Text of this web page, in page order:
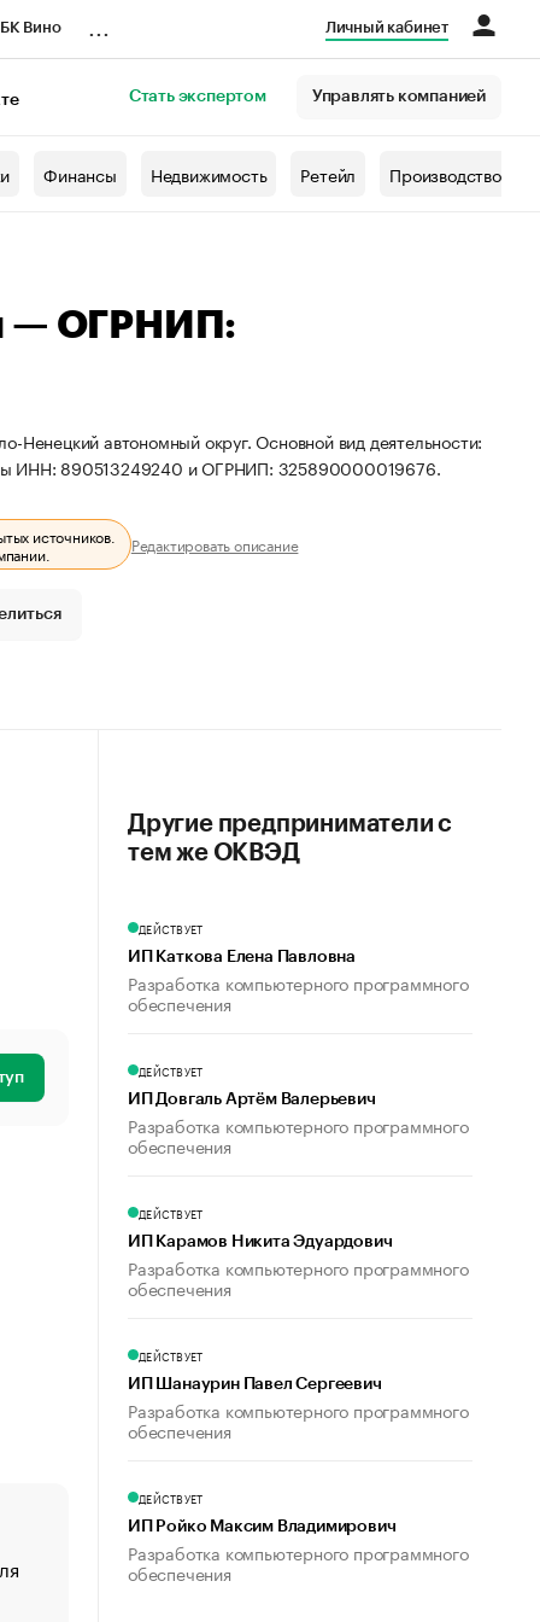
Вино Личный кабинет
Стать экспертом Управлять компанией
Финансы Недвижимость Ретейл Производство
— ОГРНИП:
автономный округ. Основной вид деятельности:
ИНН: 890513249240 и ОГРНИП: 325890000019676.
источников.
Редактировать описание
«От спорта тело стареет иначе». Как живет глава
создавшей GTA
Другие предприниматели с
тем же ОКВЭД
ДЕЙСТВУЕТ
ИП Каткова Елена Павловна
Разработка компьютерного программного
обеспечения
ДЕЙСТВУЕТ
ИП Довгаль Артём Валерьевич
Разработка компьютерного программного
обеспечения
ДЕЙСТВУЕТ
ИП Карамов Никита Эдуардович
Разработка компьютерного программного
обеспечения
ДЕЙСТВУЕТ
ИП Шанаурин Павел Сергеевич
Разработка компьютерного программного
обеспечения
ДЕЙСТВУЕТ
ИП Ройко Максим Владимирович
Разработка компьютерного программного
обеспечения